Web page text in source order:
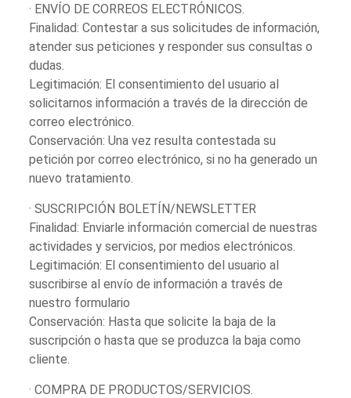
· ENVÍO DE CORREOS ELECTRÓNICOS.
Finalidad: Contestar a sus solicitudes de información,
atender sus peticiones y responder sus consultas o
dudas.
Legitimación: El consentimiento del usuario al
solicitarnos información a través de la dirección de
correo electrónico.
Conservación: Una vez resulta contestada su
petición por correo electrónico, si no ha generado un
nuevo tratamiento.
· SUSCRIPCIÓN BOLETÍN/NEWSLETTER
Finalidad: Enviarle información comercial de nuestras
actividades y servicios, por medios electrónicos.
Legitimación: El consentimiento del usuario al
suscribirse al envío de información a través de
nuestro formulario
Conservación: Hasta que solicite la baja de la
suscripción o hasta que se produzca la baja como
cliente.
· COMPRA DE PRODUCTOS/SERVICIOS.